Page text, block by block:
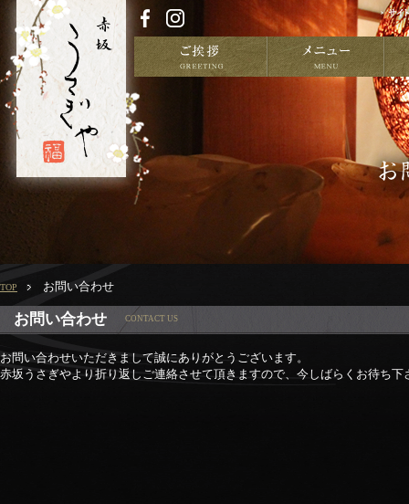
TOP お問い合わせ
お問い合わせ CONTACT US
お問い合わせいただきまして誠にありがとうございます。
赤坂うさぎやより折り返しご連絡させて頂きますので、今しばらくお待ち下